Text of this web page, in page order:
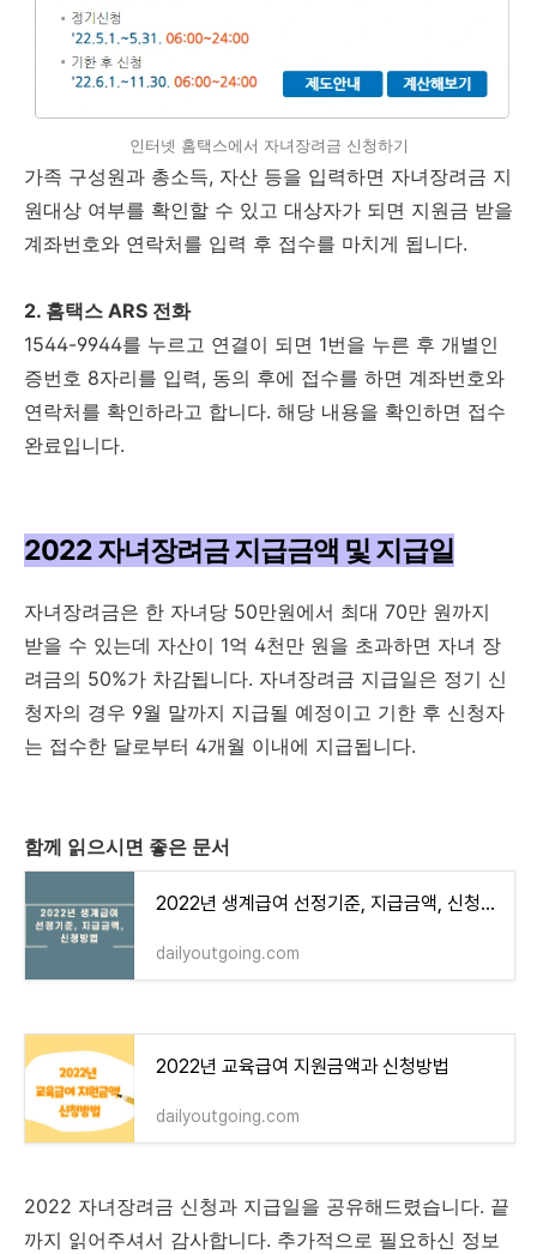
인터넷 홈택스에서 자녀장려금 신청하기
가족 구성원과 총소득, 자산 등을 입력하면 자녀장려금 지
원대상 여부를 확인할 수 있고 대상자가 되면 지원금 받을
계좌번호와 연락처를 입력 후 접수를 마치게 됩니다.
2. 홈택스 ARS 전화
1544-9944를 누르고 연결이 되면 1번을 누른 후 개별인
증번호 8자리를 입력, 동의 후에 접수를 하면 계좌번호와
연락처를 확인하라고 합니다. 해당 내용을 확인하면 접수
완료입니다.
2022 자녀장려금 지급금액 및 지급일
자녀장려금은 한 자녀당 50만원에서 최대 70만 원까지
받을 수 있는데 자산이 1억 4천만 원을 초과하면 자녀 장
려금의 50%가 차감됩니다. 자녀장려금 지급일은 정기 신
청자의 경우 9월 말까지 지급될 예정이고 기한 후 신청자
는 접수한 달로부터 4개월 이내에 지급됩니다.
함께 읽으시면 좋은 문서
2022년 생계급여 선정기준, 지급금액, 신청방법
dailyoutgoing.com
2022년 교육급여 지원금액과 신청방법
dailyoutgoing.com
2022 자녀장려금 신청과 지급일을 공유해드렸습니다. 끝
까지 읽어주셔서 감사합니다. 추가적으로 필요하신 정보